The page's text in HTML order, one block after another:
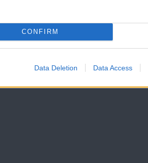
CONFIRM
Data Deletion Data Access